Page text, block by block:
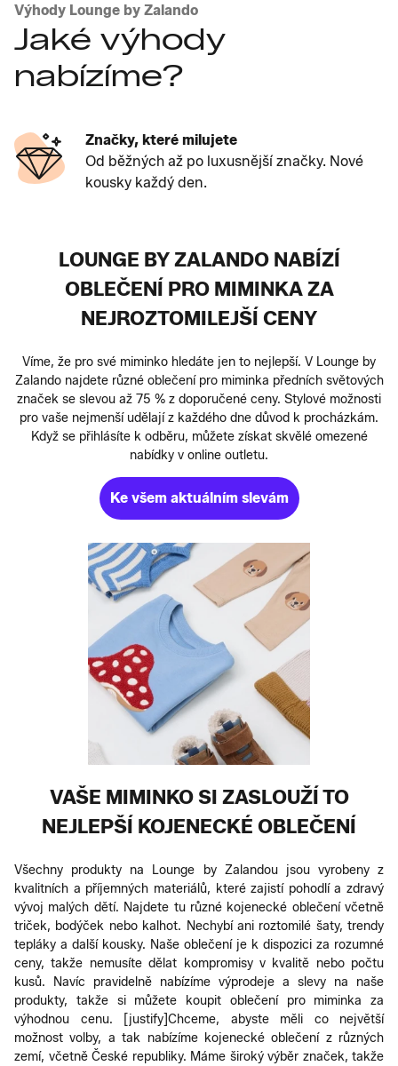
Výhody Lounge by Zalando
Jaké výhody
nabízíme?
Značky, které milujete
Od běžných až po luxusnější značky. Nové
kousky každý den.
LOUNGE BY ZALANDO NABÍZÍ
OBLEČENÍ PRO MIMINKA ZA
NEJROZTOMILEJŠÍ CENY
Víme, že pro své miminko hledáte jen to nejlepší. V Lounge by
Zalando najdete různé oblečení pro miminka předních světových
značek se slevou až 75 % z doporučené ceny. Stylové možnosti
pro vaše nejmenší udělají z každého dne důvod k procházkám.
Když se přihlásíte k odběru, můžete získat skvělé omezené
nabídky v online outletu.
Ke všem aktuálním slevám
VAŠE MIMINKO SI ZASLOUŽÍ TO
NEJLEPŠÍ KOJENECKÉ OBLEČENÍ
Všechny produkty na Lounge by Zalandou jsou vyrobeny z
kvalitních a příjemných materiálů, které zajistí pohodlí a zdravý
vývoj malých dětí. Najdete tu různé kojenecké oblečení včetně
triček, bodýček nebo kalhot. Nechybí ani roztomilé šaty, trendy
tepláky a další kousky. Naše oblečení je k dispozici za rozumné
ceny, takže nemusíte dělat kompromisy v kvalitě nebo počtu
kusů. Navíc pravidelně nabízíme výprodeje a slevy na naše
produkty, takže si můžete koupit oblečení pro miminka za
výhodnou cenu. [justify]Chceme, abyste měli co největší
možnost volby, a tak nabízíme kojenecké oblečení z různých
zemí, včetně České republiky. Máme široký výběr značek, takže